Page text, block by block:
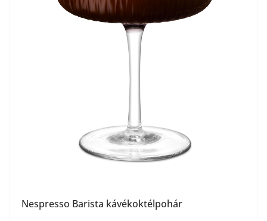
Nespresso Barista kávékoktélpohár